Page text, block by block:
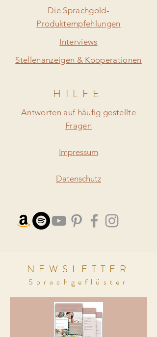
Die Sprachgold-
Produktempfehlungen
Interviews
Stellenanzeigen & Kooperationen
HILFE
Antworten auf häufig gestellte
Fragen
Impressum
Datenschutz
NEWSLETTER
Sprachgeflüster